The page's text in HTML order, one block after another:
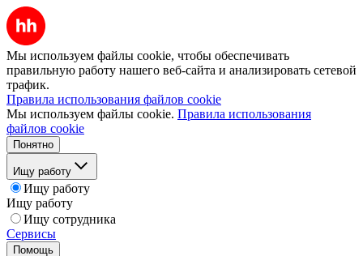
Мы используем файлы cookie, чтобы обеспечивать
правильную работу нашего веб-сайта и анализировать сетевой
трафик.
Правила использования файлов cookie
Мы используем файлы cookie. Правила использования
файлов cookie
Понятно
Ищу работу
Ищу работу
Ищу работу
Ищу сотрудника
Сервисы
Помощь